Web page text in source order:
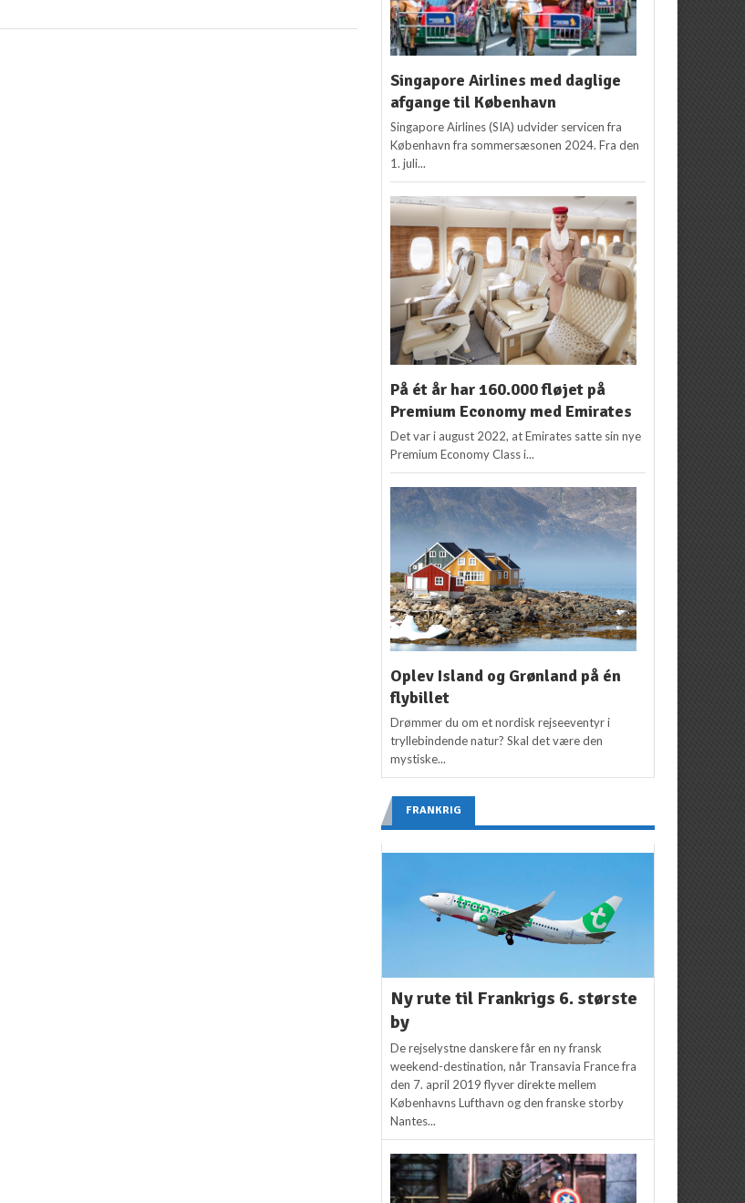
Singapore Airlines med daglige
afgange til København
Singapore Airlines (SIA) udvider servicen fra
København fra sommersæsonen 2024. Fra den
1. juli...
På ét år har 160.000 fløjet på
Premium Economy med Emirates
Det var i august 2022, at Emirates satte sin nye
Premium Economy Class i...
Oplev Island og Grønland på én
flybillet
Drømmer du om et nordisk rejseeventyr i
tryllebindende natur? Skal det være den
mystiske...
FRANKRIG
Ny rute til Frankrigs 6. største
by
De rejselystne danskere får en ny fransk
weekend-destination, når Transavia France fra
den 7. april 2019 flyver direkte mellem
Københavns Lufthavn og den franske storby
Nantes...